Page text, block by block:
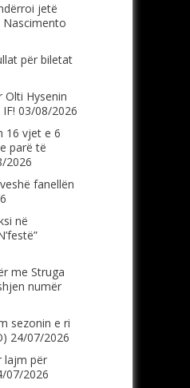
jetë
Nascimento
për biletat
Olti Hysenin
03/08/2026
16 vjet e 6
parë të
2026
fanellën
në
me Struga
numër
sezonin e ri
24/07/2026
lajm për
07/2026